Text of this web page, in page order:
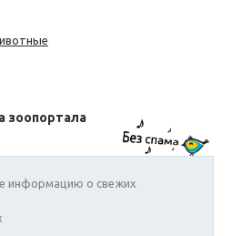
зоопортала
информацию о свежих